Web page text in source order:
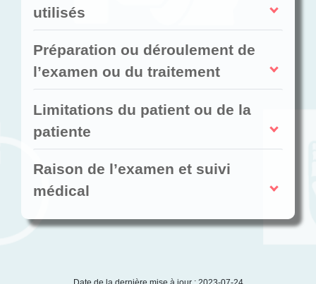
utilisés
Préparation ou déroulement de
l’examen ou du traitement
Limitations du patient ou de la
patiente
Raison de l’examen et suivi
médical